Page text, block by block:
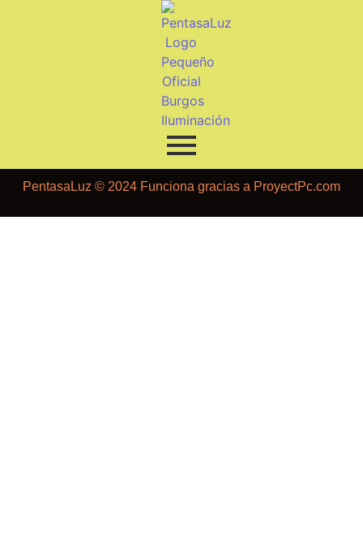
PentasaLuz © 2024 Funciona gracias a ProyectPc.com